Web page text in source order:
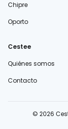
Chipre
Oporto
Cestee
Quiénes somos
Contacto
© 2026